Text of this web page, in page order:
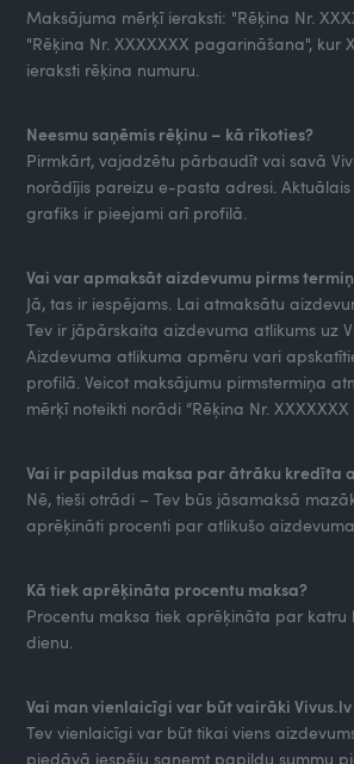
Maksājuma mērķī ieraksti: "Rēķina Nr.
"Rēķina Nr. XXXXXXX pagarināšana", kur
ieraksti rēķina numuru.
Neesmu saņēmis rēķinu – kā rīkoties?
Pirmkārt, vajadzētu pārbaudīt vai savā
norādījis pareizu e-pasta adresi.
grafiks ir pieejami arī profilā.
Vai var apmaksāt aizdevumu pirms
Jā, tas ir iespējams. Lai atmaksātu
Tev ir jāpārskaita aizdevuma atlikums uz
Aizdevuma atlikuma apmēru vari
profilā. Veicot maksājumu pirmstermiņa
mērķī noteikti norādi “Rēķina Nr.
Vai ir papildus maksa par ātrāku kredīta
Nē, tieši otrādi – Tev būs jāsamaksā
aprēķināti procenti par atlikušo
Kā tiek aprēķināta procentu maksa?
Procentu maksa tiek aprēķināta par katru
dienu.
Vai man vienlaicīgi var būt vairāki
Tev vienlaicīgi var būt tikai viens
piedāvā iespēju saņemt papildu summu